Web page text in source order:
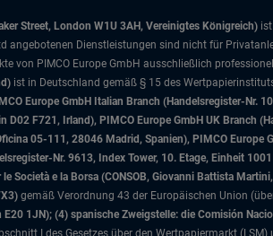
Street, London W1U 3AH, Vereinigtes Königreich)
angebotenen Dienstleistungen sind nicht für
von PIMCO Europe GmbH ausschließlich
ist in Deutschland gemäß § 15 des
Europe GmbH Italian Branch (Handelsregister-Nr.
F721, Irland), PIMCO Europe GmbH UK Branch
05-111, 28046 Madrid, Spanien), PIMCO
Nr. 9613, Index Tower, 10. Etage, Einheit
Società e la Borsa (CONSOB, Giovanni Battista
gemäß Verordnung 43 der Europäischen Union
1JN); (4) spanische Zweigstelle: die Comisión
I des Gesetzes über den Wertpapiermarkt